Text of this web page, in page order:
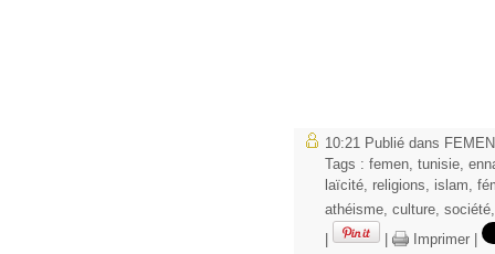
10:21 Publié dans FEMEN
Tags : femen, tunisie,
laïcité, religions, islam,
athéisme, culture, société
Imprimer